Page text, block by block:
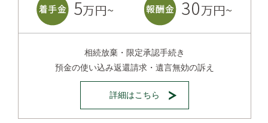
相続放棄・限定承認手続き
預金の使い込み返還請求・遺言無効の訴え
詳細はこちら